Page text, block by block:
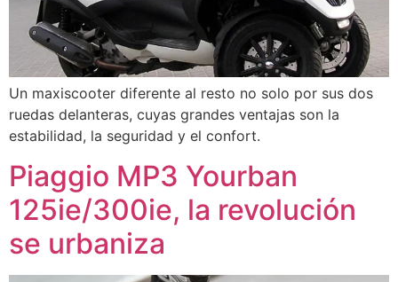
Un maxiscooter diferente al resto no solo por sus dos
ruedas delanteras, cuyas grandes ventajas son la
estabilidad, la seguridad y el confort.
Piaggio MP3 Yourban
125ie/300ie, la revolución
se urbaniza